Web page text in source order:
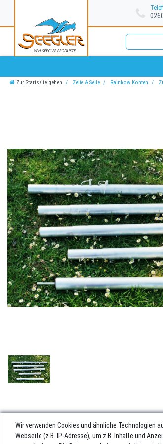
Zur Startseite gehen Zelte & Seile Rainbow Kohten
Wir verwenden Cookies und ähnliche Technologien
Webseite (z.B. IP-Adresse), um z.B. Inhalte und